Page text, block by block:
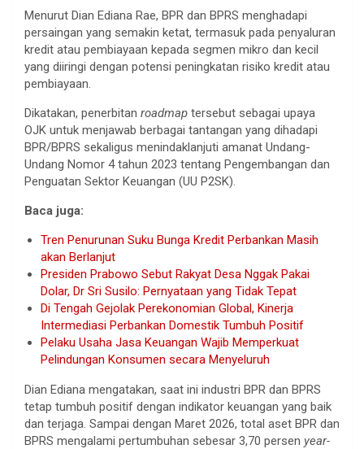
Menurut Dian Ediana Rae, BPR dan BPRS menghadapi
persaingan yang semakin ketat, termasuk pada penyaluran
kredit atau pembiayaan kepada segmen mikro dan kecil
yang diiringi dengan potensi peningkatan risiko kredit atau
pembiayaan.
Dikatakan, penerbitan roadmap tersebut sebagai upaya
OJK untuk menjawab berbagai tantangan yang dihadapi
BPR/BPRS sekaligus menindaklanjuti amanat Undang-
Undang Nomor 4 tahun 2023 tentang Pengembangan dan
Penguatan Sektor Keuangan (UU P2SK).
Baca juga:
Tren Penurunan Suku Bunga Kredit Perbankan Masih
akan Berlanjut
Presiden Prabowo Sebut Rakyat Desa Nggak Pakai
Dolar, Dr Sri Susilo: Pernyataan yang Tidak Tepat
Di Tengah Gejolak Perekonomian Global, Kinerja
Intermediasi Perbankan Domestik Tumbuh Positif
Pelaku Usaha Jasa Keuangan Wajib Memperkuat
Pelindungan Konsumen secara Menyeluruh
Dian Ediana mengatakan, saat ini industri BPR dan BPRS
tetap tumbuh positif dengan indikator keuangan yang baik
dan terjaga. Sampai dengan Maret 2026, total aset BPR dan
BPRS mengalami pertumbuhan sebesar 3,70 persen year-